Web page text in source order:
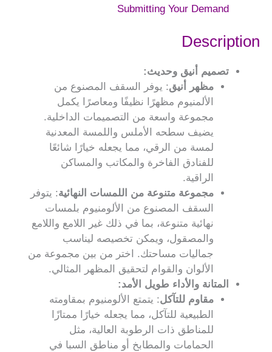
Submitting Your Demand
Description
تصميم أنيق وحديث:
مظهر أنيق: يوفر السقف المصنوع من
الألمنيوم مظهرًا نظيفًا ومعاصرًا يكمل
مجموعة واسعة من التصميمات الداخلية.
يضيف سطحه الأملس واللمسة المعدنية
لمسة من الرقي، مما يجعله خيارًا شائعًا
للفنادق الفاخرة والمكاتب والمساكن
الراقية.
مجموعة متنوعة من اللمسات النهائية: يتوفر
السقف المصنوع من الألومنيوم بلمسات
نهائية متنوعة، بما في ذلك غير اللامع واللامع
والمصقول، ويمكن تخصيصه ليناسب
جماليات مساحتك. اختر من بين مجموعة من
الألوان والقوام لتحقيق المظهر المثالي.
المتانة والأداء طويل الأمد:
مقاوم للتآكل: يتمتع الألومنيوم بمقاومته
الطبيعية للتآكل، مما يجعله خيارًا ممتازًا
للمناطق ذات الرطوبة العالية، مثل
الحمامات والمطابخ أو مناطق السبا في